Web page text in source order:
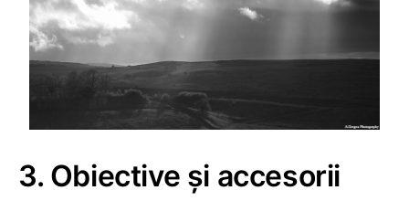
3. Obiective şi accesorii